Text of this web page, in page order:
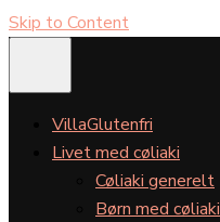
Skip to Content
VillaGlutenfri
Livet med cøliaki
Cøliaki generelt
Børn med cøliaki